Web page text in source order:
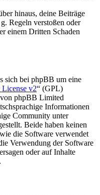
hinaus, deine Beiträge
Regeln verstoßen oder
einem Dritten Schaden
sich bei phpBB um eine
v2“ (GPL)
phpBB Limited
Informationen
Community unter
Beide haben keinen
die Software verwendet
Verwendung der Software
oder auf Inhalte